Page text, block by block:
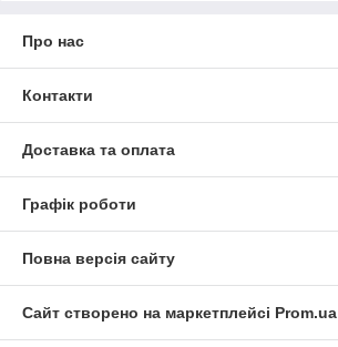
Про нас
Контакти
Доставка та оплата
Графік роботи
Повна версія сайту
Сайт створено на маркетплейсі Prom.ua